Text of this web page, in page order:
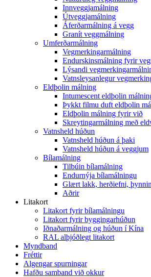
Innveggjamálning
Útveggjamálning
Áferðarmálning á vegg
Granít veggmálning
Umferðarmálning
Vegmerkingarmálning
Endurskinsmálning fyrir
Lýsandi
Vatnsleysanlegur
Eldþolin málning
Intumescent eldþolin
Þykkt filmu duft eldþolin
Eldþolin málning fyrir við
Skreytingarmálning með
Vatnsheld húðun
Vatnsheld húðun á þaki
Vatnsheld húðun á veggjum
Bílamálning
Tilbúin bílamálning
Endurnýja bílamálningu
Glært lakk, herðiefni,
Aðrir
Litakort
Litakort fyrir bílamálningu
Litakort fyrir byggingarhúðun
Iðnaðarmálning og húðun í Kína
RAL alþjóðlegt litakort
Myndband
Fréttir
Algengar spurningar
Hafðu samband við okkur